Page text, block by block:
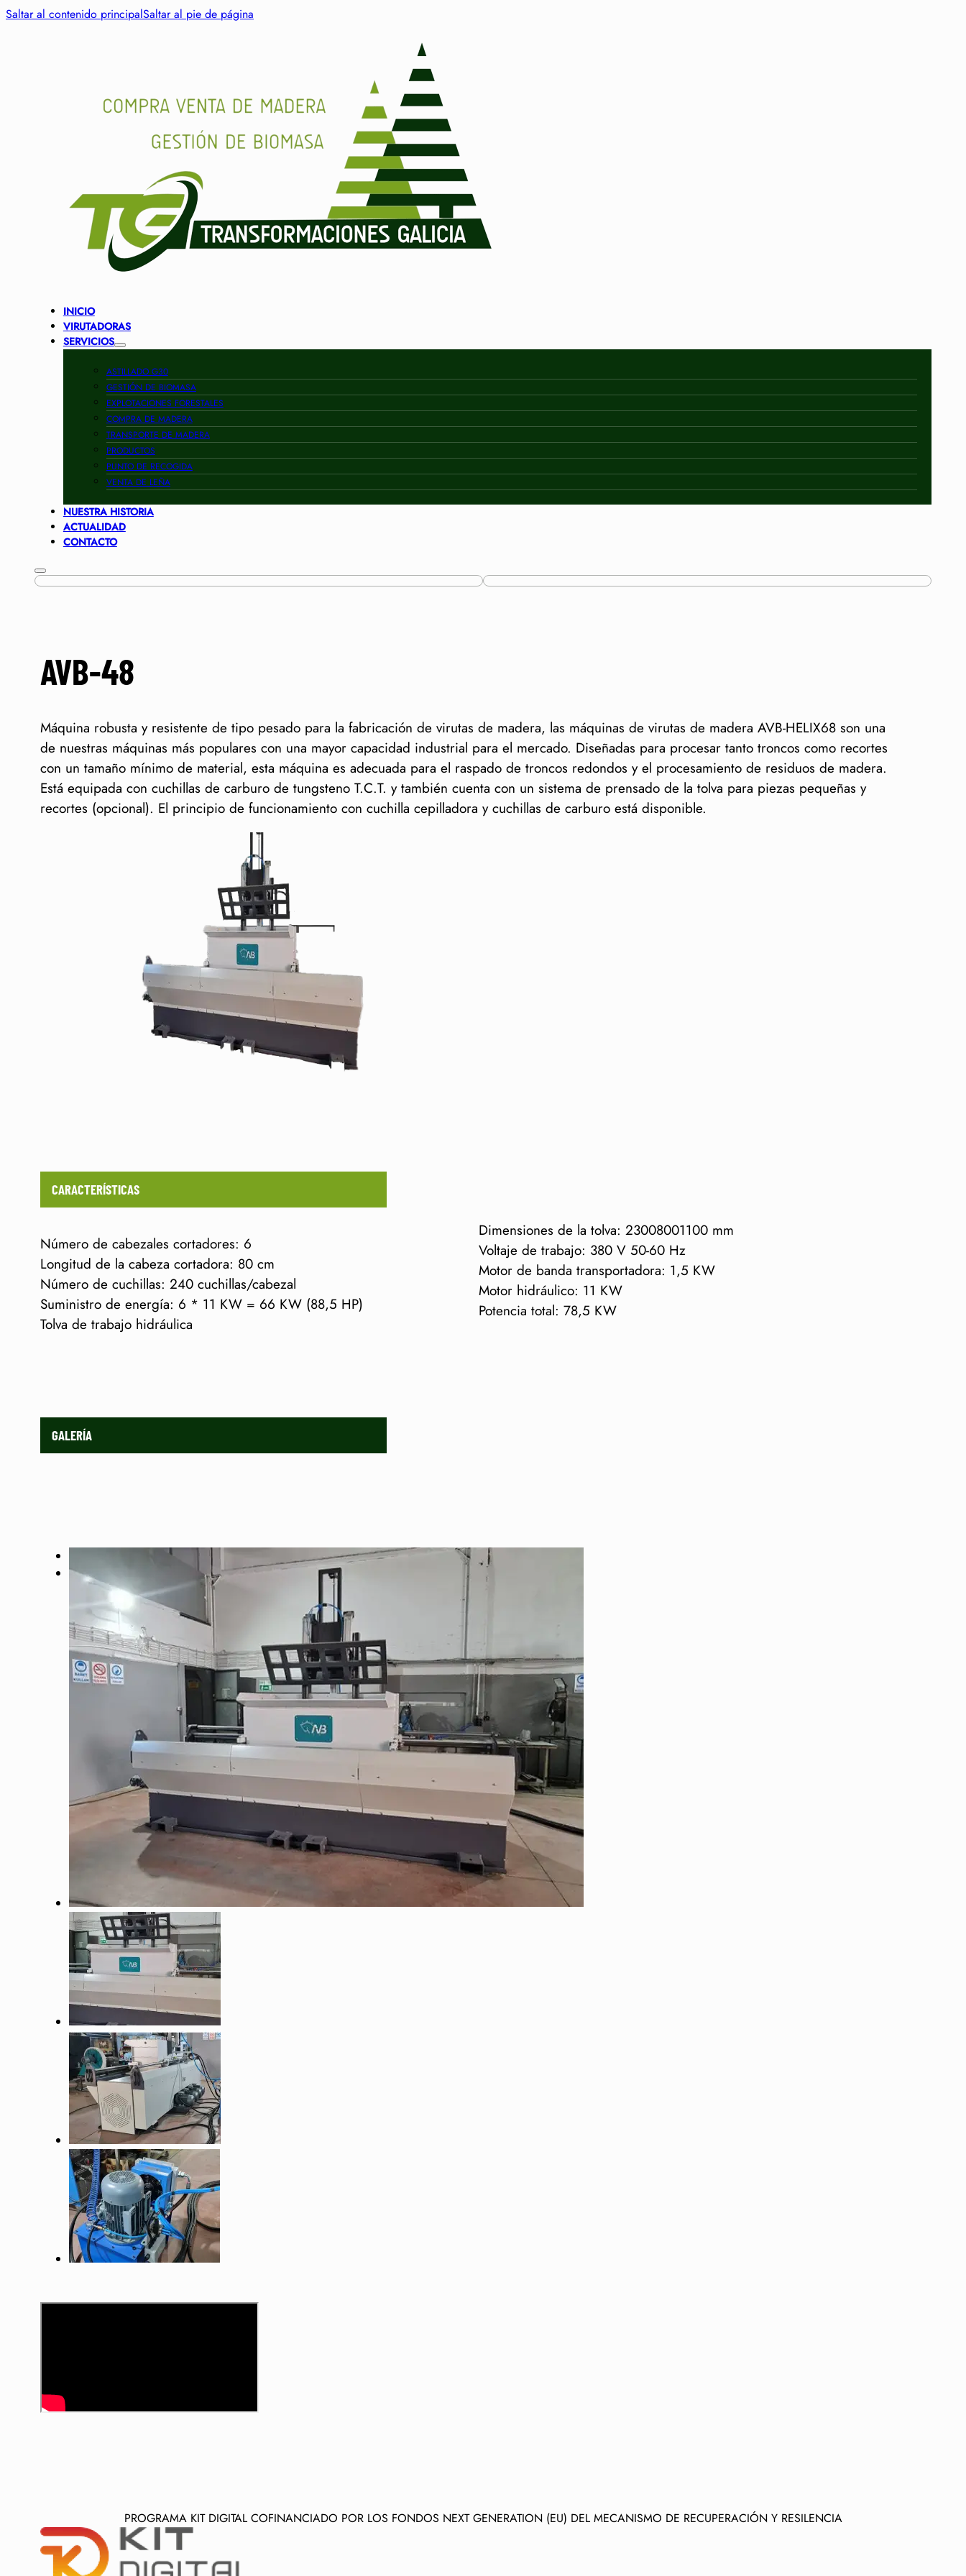
Saltar al contenido principalSaltar al pie de página
INICIO
VIRUTADORAS
SERVICIOS
ASTILLADO G30
GESTIÓN DE BIOMASA
EXPLOTACIONES FORESTALES
COMPRA DE MADERA
TRANSPORTE DE MADERA
PRODUCTOS
PUNTO DE RECOGIDA
VENTA DE LEÑA
NUESTRA HISTORIA
ACTUALIDAD
CONTACTO
AVB-48
Máquina robusta y resistente de tipo pesado para la fabricación de virutas de madera, las máquinas de virutas de madera AVB-HELIX68 son una
de nuestras máquinas más populares con una mayor capacidad industrial para el mercado. Diseñadas para procesar tanto troncos como recortes
con un tamaño mínimo de material, esta máquina es adecuada para el raspado de troncos redondos y el procesamiento de residuos de madera.
Está equipada con cuchillas de carburo de tungsteno T.C.T. y también cuenta con un sistema de prensado de la tolva para piezas pequeñas y
recortes (opcional). El principio de funcionamiento con cuchilla cepilladora y cuchillas de carburo está disponible.
CARACTERÍSTICAS
Número de cabezales cortadores: 6
Longitud de la cabeza cortadora: 80 cm
Número de cuchillas: 240 cuchillas/cabezal
Suministro de energía: 6 * 11 KW = 66 KW (88,5 HP)
Tolva de trabajo hidráulica
Dimensiones de la tolva: 23008001100 mm
Voltaje de trabajo: 380 V 50-60 Hz
Motor de banda transportadora: 1,5 KW
Motor hidráulico: 11 KW
Potencia total: 78,5 KW
GALERÍA
PROGRAMA KIT DIGITAL COFINANCIADO POR LOS FONDOS NEXT GENERATION (EU) DEL MECANISMO DE RECUPERACIÓN Y RESILENCIA